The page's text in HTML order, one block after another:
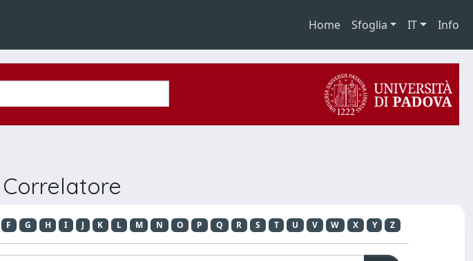
Home Sfoglia IT Info
F G H I J K L M N O P Q R S T U V W X Y Z